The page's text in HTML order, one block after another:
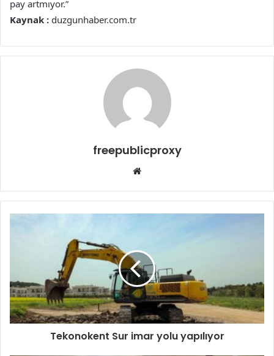
pay artmıyor.”
Kaynak : duzgunhaber.com.tr
freepublicproxy
Web
Tekonokent Sur imar yolu yapılıyor